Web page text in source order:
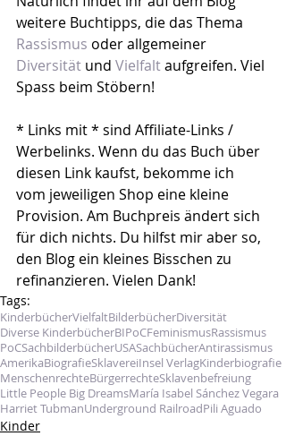
weitere Buchtipps, die das Thema
Rassismus oder allgemeiner
Diversität und Vielfalt aufgreifen. Viel
Spass beim Stöbern!
* Links mit * sind Affiliate-Links /
Werbelinks. Wenn du das Buch über
diesen Link kaufst, bekomme ich
vom jeweiligen Shop eine kleine
Provision. Am Buchpreis ändert sich
für dich nichts. Du hilfst mir aber so,
den Blog ein kleines Bisschen zu
refinanzieren. Vielen Dank!
Tags:
KinderbücherVielfaltBilderbücherDiversität
Diverse KinderbücherBIPoCFeminismusRassismus
PoCSachbilderbücherUSASachbücherAntirassismus
AmerikaBiografieSklavereiInsel VerlagKinderbiografie
MenschenrechteBürgerrechteSklavenbefreiung
Little People Big DreamsMaría Isabel Sánchez Vegara
Harriet TubmanUnderground RailroadPili Aguado
Kinder